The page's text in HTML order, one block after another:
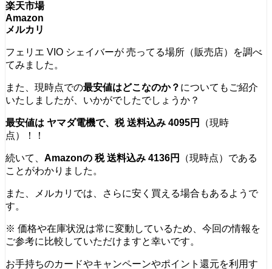
楽天市場
Amazon
メルカリ
フェリエ VIO シェイバーが 売ってる場所（販売店）を調べ
てみました。
また、現時点での最安値はどこなのか？ についてもご紹介
いたしましたが、いかがでしたでしょうか？
最安値は ヤマダ電機で、 税 送料込み 4095円
（現時
点）！！
続いて、 Amazonの 税 送料込み 4136円
（現時点）である
ことがわかりました。
また、メルカリでは、さらに安く買える場合もあるようで
す。
※ 価格や在庫状況は常に変動しているため、今回の情報を
ご参考に比較していただけますと幸いです。
お手持ちのカードやキャンペーンやポイント還元を利用す